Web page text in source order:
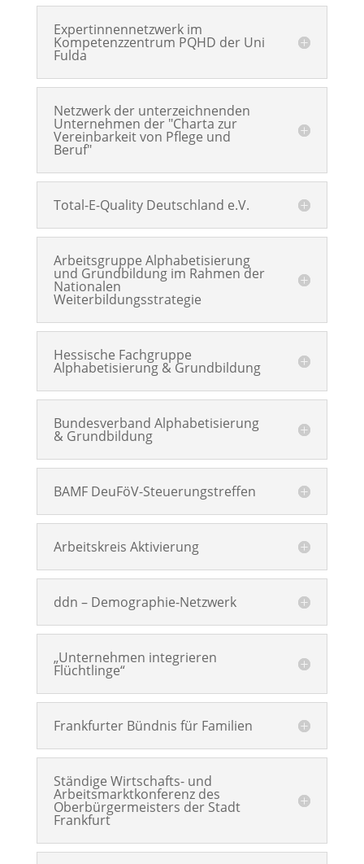
Expertinnennetzwerk im
Kompetenzzentrum PQHD der Uni
Fulda
Netzwerk der unterzeichnenden
Unternehmen der "Charta zur
Vereinbarkeit von Pflege und
Beruf"
Total-E-Quality Deutschland e.V.
Arbeitsgruppe Alphabetisierung
und Grundbildung im Rahmen der
Nationalen
Weiterbildungsstrategie
Hessische Fachgruppe
Alphabetisierung & Grundbildung
Bundesverband Alphabetisierung
& Grundbildung
BAMF DeuFöV-Steuerungstreffen
Arbeitskreis Aktivierung
ddn – Demographie-Netzwerk
„Unternehmen integrieren
Flüchtlinge“
Frankfurter Bündnis für Familien
Ständige Wirtschafts- und
Arbeitsmarktkonferenz des
Oberbürgermeisters der Stadt
Frankfurt